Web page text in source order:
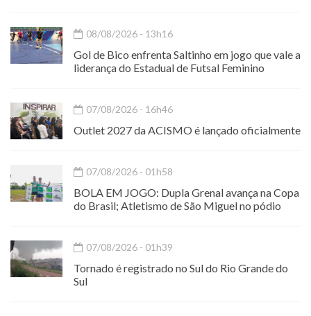
08/08/2026 - 13h16
Gol de Bico enfrenta Saltinho em jogo que vale a
liderança do Estadual de Futsal Feminino
07/08/2026 - 16h46
Outlet 2027 da ACISMO é lançado oficialmente
07/08/2026 - 01h58
BOLA EM JOGO: Dupla Grenal avança na Copa
do Brasil; Atletismo de São Miguel no pódio
07/08/2026 - 01h39
Tornado é registrado no Sul do Rio Grande do
Sul